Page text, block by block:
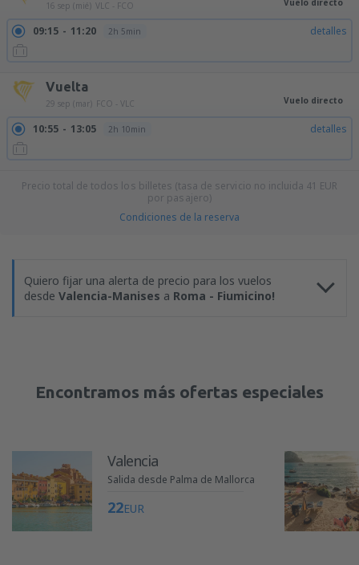
16 sep (mié) VLC - FCO Vuelo directo
09:15 11:20 2h 5min detalles
Vuelta
29 sep (mar) FCO - VLC Vuelo directo
10:55 13:05 2h 10min detalles
Precio total de todos los billetes (tasa de servicio no incluida 41 EUR
por pasajero)
Condiciones de la reserva
Quiero fijar una alerta de precio para los vuelos
desde Valencia-Manises a Roma - Fiumicino!
Encontramos más ofertas especiales
Valencia
Salida desde Palma de Mallorca
22EUR